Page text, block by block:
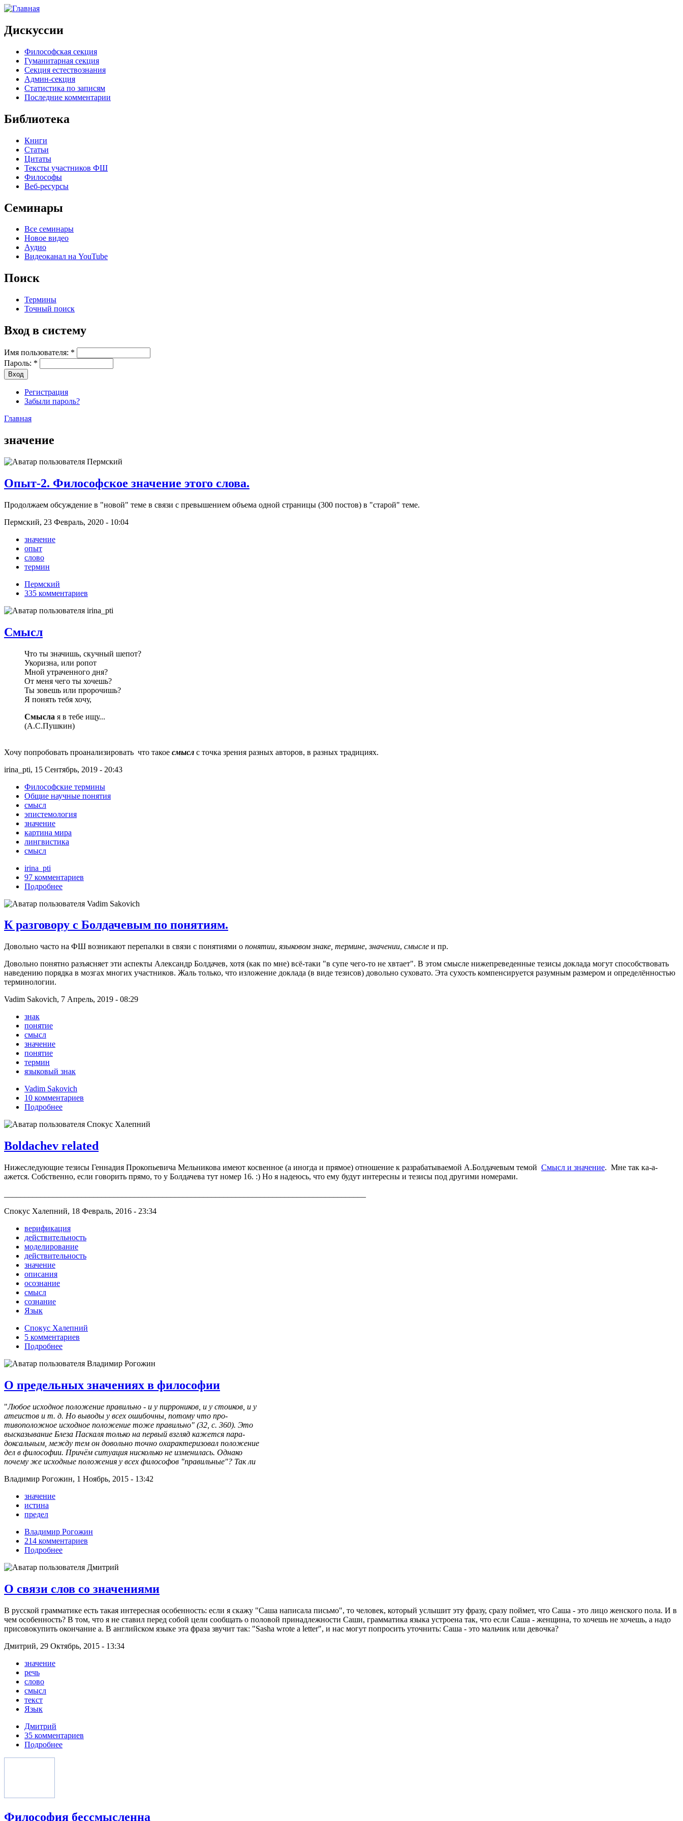
Дискуссии
Философская секция
Гуманитарная секция
Секция естествознания
Админ-секция
Статистика по записям
Последние комментарии
Библиотека
Книги
Статьи
Цитаты
Тексты участников ФШ
Философы
Веб-ресурсы
Семинары
Все семинары
Новое видео
Аудио
Видеоканал на YouTube
Поиск
Термины
Точный поиск
Вход в систему
Имя пользователя: *
Пароль: *
Регистрация
Забыли пароль?
Главная
значение
Опыт-2. Философское значение этого слова.
Продолжаем обсуждение в "новой" теме в связи с превышением объема одной страницы (300 постов) в "старой" теме.
Пермский, 23 Февраль, 2020 - 10:04
значение
опыт
слово
термин
Пермский
335 комментариев
Смысл
Что ты значишь, скучный шепот?
Укоризна, или ропот
Мной утраченного дня?
От меня чего ты хочешь?
Ты зовешь или пророчишь?
Я понять тебя хочу,
Смысла я в тебе ищу...
(А.С.Пушкин)
Хочу попробовать проанализировать что такое смысл с точка зрения разных авторов, в разных традициях.
irina_pti, 15 Сентябрь, 2019 - 20:43
Философские термины
Общие научные понятия
смысл
эпистемология
значение
картина мира
лингвистика
смысл
irina_pti
97 комментариев
Подробнее
К разговору с Болдачевым по понятиям.
Довольно часто на ФШ возникают перепалки в связи с понятиями о понятии, языковом знаке, термине,значении, смысле и пр.
Довольно понятно разъясняет эти аспекты Александр Болдачев, хотя (как по мне) всё-таки "в супе чего-то не хвтает". В этом смысле нижепреведенные тезисы доклада могут способствовать
наведению порядка в мозгах многих участников. Жаль только, что изложение доклада (в виде тезисов) довольно суховато. Эта сухость компенсируется разумным размером и определённостью
терминологии.
Vadim Sakovich, 7 Апрель, 2019 - 08:29
знак
понятие
смысл
значение
понятие
термин
языковый знак
Vadim Sakovich
10 комментариев
Подробнее
Boldachev related
Нижеследующие тезисы Геннадия Прокопьевича Мельникова имеют косвенное (а иногда и прямое) отношение к разрабатываемой А.Болдачевым темой Смысл и значение. Мне так ка-а-
ажется. Собственно, если говорить прямо, то у Болдачева тут номер 16. :) Но я надеюсь, что ему будут интересны и тезисы под другими номерами.
Спокус Халепний, 18 Февраль, 2016 - 23:34
верификация
действительность
моделирование
действительность
значение
описания
осознание
смысл
сознание
Язык
Спокус Халепний
5 комментариев
Подробнее
О предельных значениях в философии
"Любое исходное положение правильно - и у пирроников, и у стоиков, и у
атеистов и т. д. Но выводы у всех ошибочны, потому что про-
тивоположное исходное положение тоже правильно" (32, с. 360). Это
высказывание Блеза Паскаля только на первый взгляд кажется пара-
доксальным, между тем он довольно точно охарактеризовал положение
дел в философии. Причём ситуация нисколько не изменилась. Однако
почему же исходные положения у всех философов "правильные"? Так ли
Владимир Рогожин, 1 Ноябрь, 2015 - 13:42
значение
истина
предел
Владимир Рогожин
214 комментариев
Подробнее
О связи слов со значениями
В русской грамматике есть такая интересная особенность: если я скажу "Саша написала письмо", то человек, который услышит эту фразу, сразу поймет, что Саша - это лицо женского пола. И в
чем особенность? В том, что я не ставил перед собой цели сообщать о половой принадлежности Саши, грамматика языка устроена так, что если Саша - женщина, то хочешь не хочешь, а надо
присовокупить окончание а. В английском языке эта фраза звучит так: "Sasha wrote a letter", и нас могут попросить уточнить: Саша - это мальчик или девочка?
Дмитрий, 29 Октябрь, 2015 - 13:34
значение
речь
слово
смысл
текст
Язык
Дмитрий
35 комментариев
Подробнее
Философия бессмысленна